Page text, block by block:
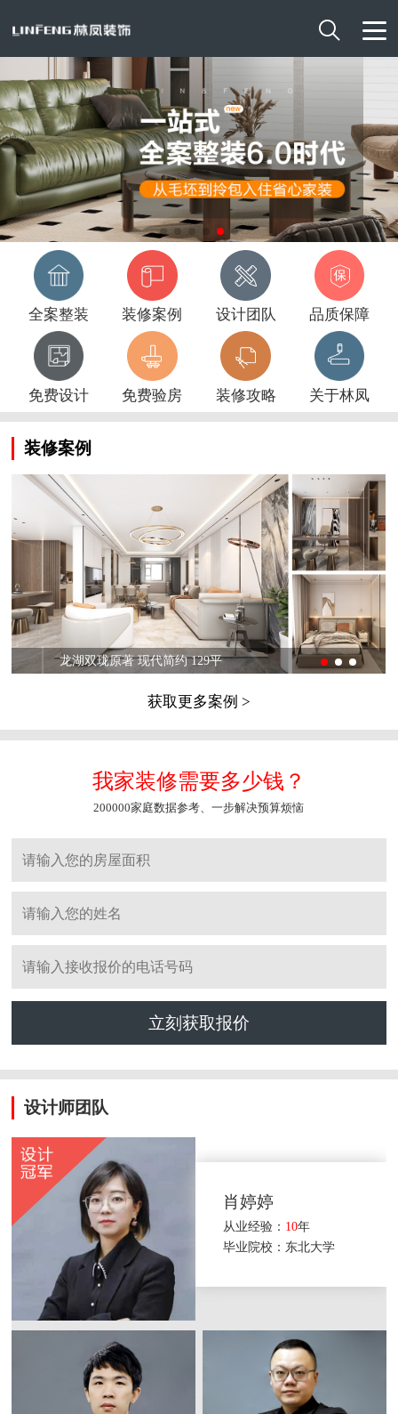

全案整装 装修案例 设计团队 品质保障
免费设计 免费验房 装修攻略 关于林凤
装修案例
龙湖双珑原著 现代简约 129平
获取更多案例 >
我家装修需要多少钱？
200000家庭数据参考、一步解决预算烦恼
立刻获取报价
设计师团队
肖婷婷
从业经验： 10年
毕业院校：东北大学